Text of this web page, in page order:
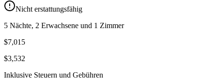
Nicht erstattungsfähig
5 Nächte, 2 Erwachsene und 1 Zimmer
$7,015
$3,532
Inklusive Steuern und Gebühren